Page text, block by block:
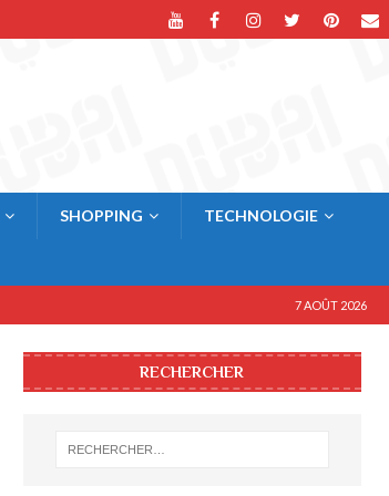
SHOPPING TECHNOLOGIE
7 AOÛT 2026
RECHERCHER